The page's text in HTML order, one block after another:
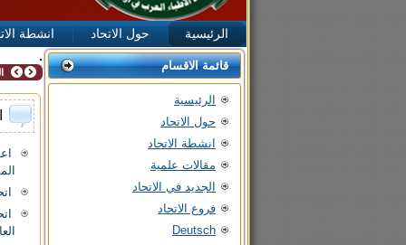
الرئيسية حول الاتحاد انشطة
قائمة الاقسام
الرئيسية
حول الاتحاد
انشطة الاتحاد
مقالات علمية
الجديد في الاتحاد
فروع الاتحاد
Deutsch
.